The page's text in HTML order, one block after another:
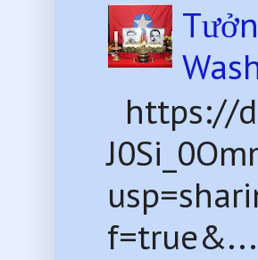
https://
f=true&...